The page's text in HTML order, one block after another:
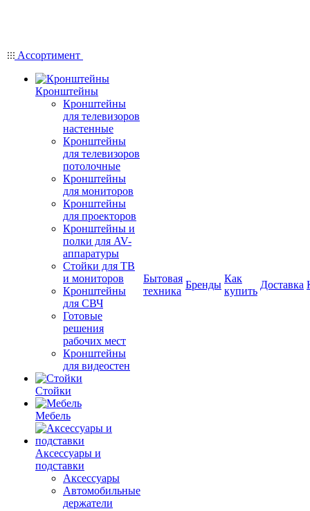
Ассортимент
Кронштейны
Кронштейны
для телевизоров
настенные
Кронштейны
для телевизоров
потолочные
Кронштейны
для мониторов
Кронштейны
для проекторов
Кронштейны и
полки для AV-
аппаратуры
Стойки для ТВ
и мониторов
Кронштейны
для СВЧ
Готовые
решения
рабочих мест
Кронштейны
для видеостен
Стойки
Мебель
Аксессуары и
подставки
Аксессуары
Автомобильные
держатели
Бытовая
техника
Бренды
Как
купить
Доставка